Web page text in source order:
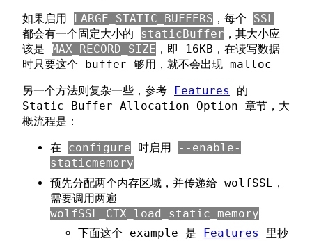
如果启用
LARGE_STATIC_BUFFERS ，每个 SSL
都会有一个固定大小的 staticBuffer ，其大小应
该是
MAX_RECORD_SIZE ，即 16KB，在读写数据
时只要这个 buffer 够用，就不会出现 malloc
另一个方法则复杂一些，参考
Features
的
Static Buffer Allocation Option 章节，大
概流程是：
在 configure 时启用
--enable-
staticmemory
预先分配两个内存区域，并传递给 wolfSSL，
需要调用两遍
wolfSSL_CTX_load_static_memory
下面这个 example 是
Features
里抄